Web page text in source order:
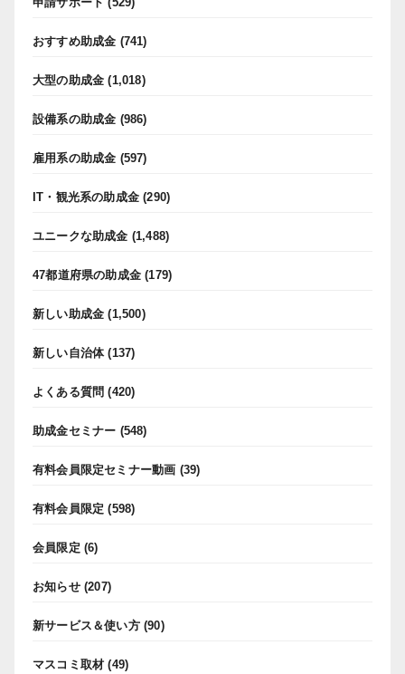
おすすめ助成金 (741)
大型の助成金 (1,018)
設備系の助成金 (986)
雇用系の助成金 (597)
IT・観光系の助成金 (290)
ユニークな助成金 (1,488)
47都道府県の助成金 (179)
新しい助成金 (1,500)
新しい自治体(137)
よくある質問 (420)
助成金セミナー (548)
有料会員限定セミナー動画 (39)
有料会員限定 (598)
会員限定 (6)
お知らせ(207)
新サービス＆使い方(90)
マスコミ取材 (49)